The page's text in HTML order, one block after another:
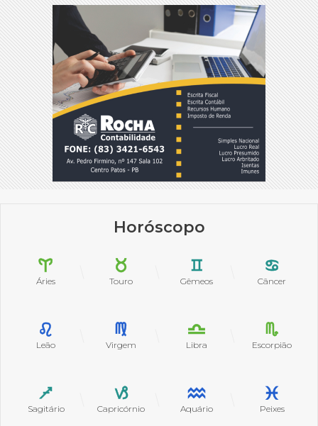
Horóscopo
Áries Touro Gêmeos Câncer
Leão Virgem Libra Escorpião
Sagitário Capricórnio Aquário Peixes